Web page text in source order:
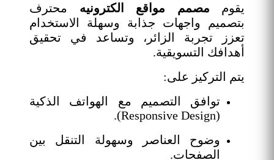
يقوم مصمم مواقع الكترونيه محترف
بتصميم واجهات جذابة وسهلة الاستخدام
تعزز تجربة الزائر، وتساعد في تحقيق
أهدافك التسويقية.
يتم التركيز على:
توافق التصميم مع الهواتف الذكية
(Responsive Design).
وضوح العناصر وسهولة التنقل بين
الصفحات.